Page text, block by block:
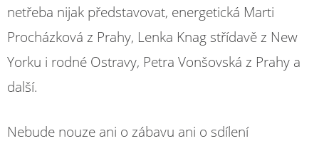
netřeba nijak představovat, energetická Marti
Procházková z Prahy, Lenka Knag střídavě z New
Yorku i rodné Ostravy, Petra Vonšovská z Prahy a
další.
Nebude nouze ani o zábavu ani o sdílení